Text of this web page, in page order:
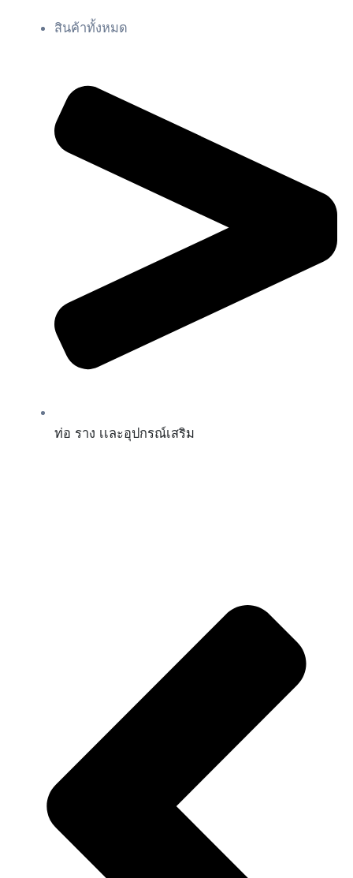
สินค้าทั้งหมด
ท่อ ราง เเละอุปกรณ์เสริม